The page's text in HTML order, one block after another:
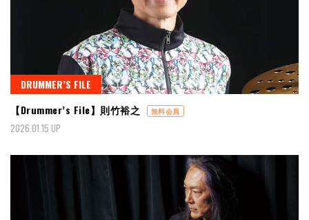
DRUMMER’S FILE
【Drummer’s File】則竹裕之
無料会員
2026.01.15 UP